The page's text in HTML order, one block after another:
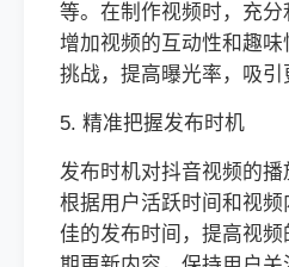
等。在制作视频时，充分
增加视频的互动性和趣味
挑战，提高曝光率，吸引
5. 精准把握发布时机
发布时机对抖音视频的播
根据用户活跃时间和视
佳的发布时间，提高视